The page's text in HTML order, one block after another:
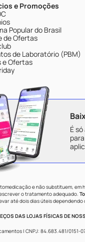
e Promoções
Popular do Brasil
de Ofertas
de Laboratório (PBM)
e Ofertas
É
e não substituem,
o tratamento adequado.
até dois dias úteis dependendo
DAS LOJAS FÍSICAS DE
| CNPJ: 84.683.481/